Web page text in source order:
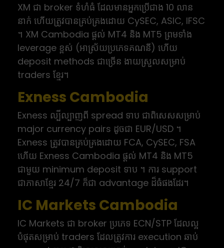
XM ជា broker ទំហំធំ ដែលមានអ្នកប្រើជាង 10 លាន
នាក់ ហើយត្រូវបានគ្រប់គ្រងដោយ CySEC, ASIC, IFSC
។ XM Cambodia ផ្តល់ MT4 និង MT5 ព្រមទាំង
leverage ខ្ពស់ (អាស្រ័យប្រភេទគណនី) ហើយ
deposit methods ជាច្រើន ងាយស្រួលសម្រាប់
traders ខ្មែរ។
Exness Cambodia
Exness ល្បីល្បាញពី spread ទាប ជាពិសេសសម្រាប់
major currency pairs ដូចជា EUR/USD ។
Exness ត្រូវបានគ្រប់គ្រងដោយ FCA, CySEC, FSA
ហើយ Exness Cambodia ផ្តល់ MT4 និង MT5
ជាមួយ minimum deposit ទាប ។ ការ support
ជាភាសាខ្មែរ 24/7 ក៏ជា advantage ដ៏ធំផងដែរ។
IC Markets Cambodia
IC Markets ជា broker ប្រភេទ ECN/STP ដែលល្អ
បំផុតសម្រាប់ traders ដែលត្រូវការ execution ឆាប់